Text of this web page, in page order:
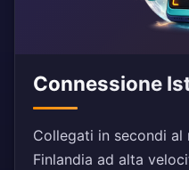
Connessione
Collegati in secondi al
Finlandia ad alta